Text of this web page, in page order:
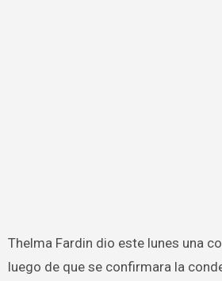
Thelma Fardin dio este lunes una conferencia de prensa
luego de que se confirmara la